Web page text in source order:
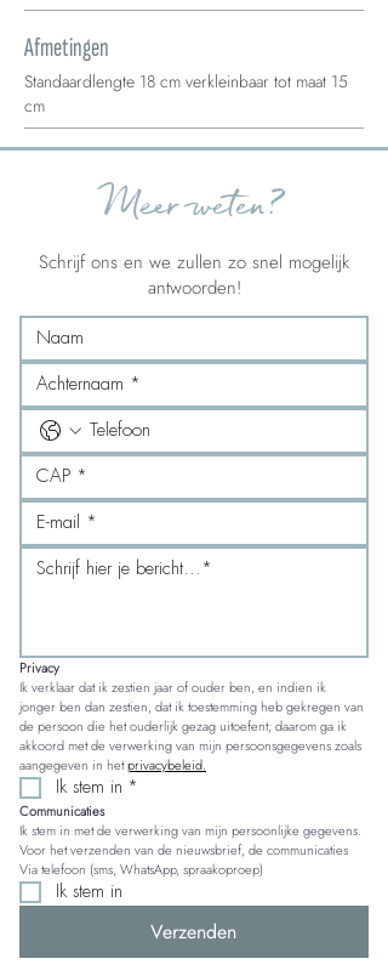
Afmetingen
Standaardlengte 18 cm verkleinbaar tot maat 15
cm
Meer weten?
Schrijf ons en we zullen zo snel mogelijk
antwoorden!
Privacy
Ik verklaar dat ik zestien jaar of ouder ben, en indien ik
jonger ben dan zestien, dat ik toestemming heb gekregen van
de persoon die het ouderlijk gezag uitoefent; daarom ga ik
akkoord met de verwerking van mijn persoonsgegevens zoals
aangegeven in het privacybeleid.
Ik stem in *
Communicaties
Ik stem in met de verwerking van mijn persoonlijke gegevens.
Voor het verzenden van de nieuwsbrief, de communicaties
Via telefoon (sms, WhatsApp, spraakoproep)
Ik stem in
Verzenden